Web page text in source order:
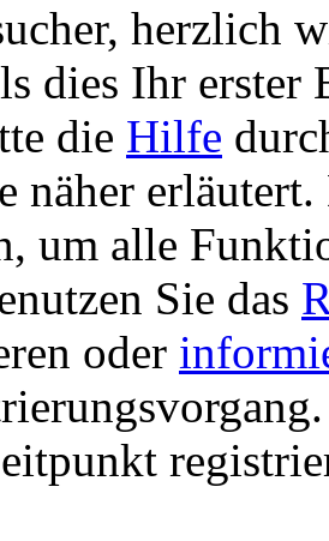
herzlich
dies Ihr erster
die Hilfe
näher
um alle
Sie das
oder